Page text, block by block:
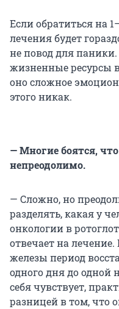
Если обратиться на
лечения будет
не повод для паники.
жизненные ресурсы
оно сложное
этого никак.
— Многие боятся,
непреодолимо.
— Сложно, но
разделять, какая у
онкологии в
отвечает на
железы период
одного дня до одной
себя чувствует,
разницей в том, что